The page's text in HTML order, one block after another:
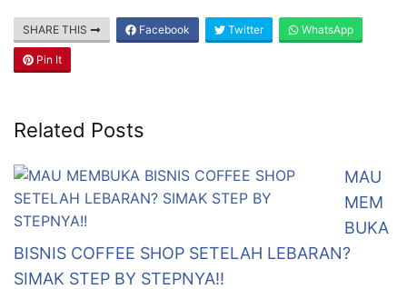
SHARE THIS Facebook Twitter WhatsApp
Pin It
Related Posts
MAU
MEM
BUKA
BISNIS COFFEE SHOP SETELAH LEBARAN?
SIMAK STEP BY STEPNYA!!